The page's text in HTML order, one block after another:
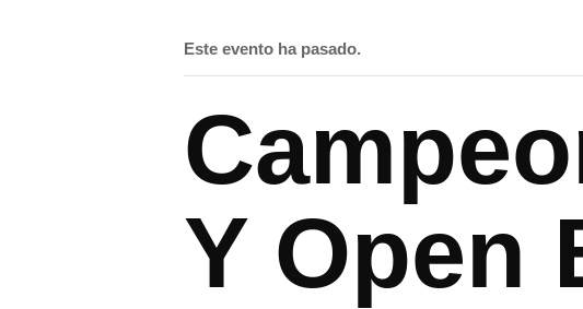
Este evento ha pasado.
Y Open